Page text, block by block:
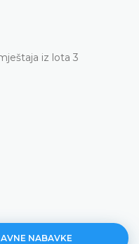
iz lota 3
NABAVKE